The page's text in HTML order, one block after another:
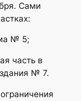
Сами
№ 5;
часть в
№ 7.